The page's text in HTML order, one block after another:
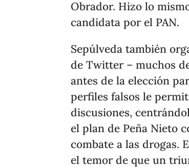
Obrador. Hizo lo
candidata por el PAN.
Sepúlveda también
de Twitter – muchos
antes de la elección
perfiles falsos le
discusiones,
el plan de Peña Nieto
combate a las drogas.
el temor de que un